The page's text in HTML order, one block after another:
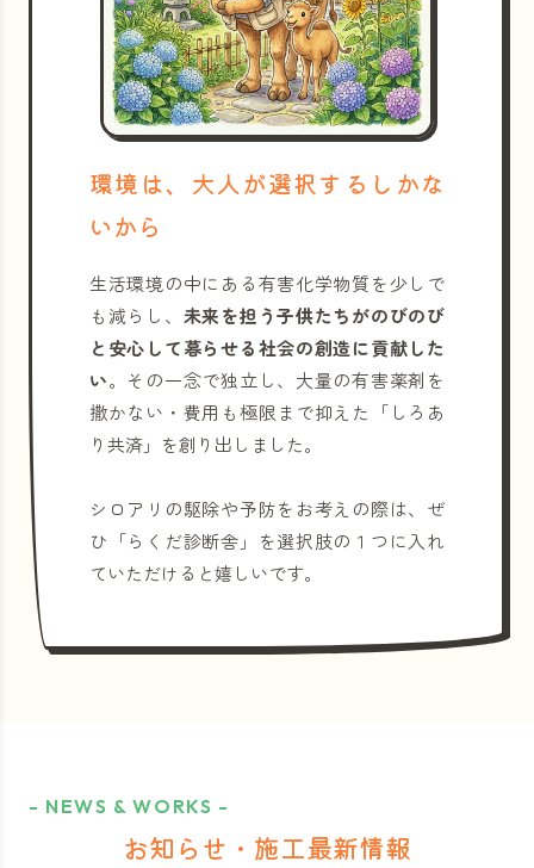
環境は、大人が選択するしかな
いから
生活環境の中にある有害化学物質を少しで
も減らし、 未来を担う子供たちがのびのび
と安心して暮らせる社会の創造に貢献した
い。その一念で独立し、大量の有害薬剤を
撒かない・費用も極限まで抑えた「しろあ
り共済」を創り出しました。
シロアリの駆除や予防をお考えの際は、ぜ
ひ「らくだ診断舎」を選択肢の１つに入れ
ていただけると嬉しいです。
- NEWS & WORKS -
お知らせ・施工最新情報